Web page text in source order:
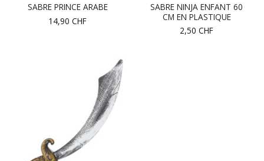
SABRE PRINCE ARABE
14,90 CHF
SABRE NINJA ENFANT 60
CM EN PLASTIQUE
2,50 CHF